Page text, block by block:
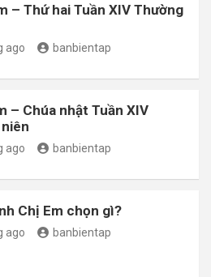
– Thứ hai Tuần XIV Thường
ago banbientap
– Chúa nhật Tuần XIV
ago banbientap
Chị Em chọn gì?
ago banbientap